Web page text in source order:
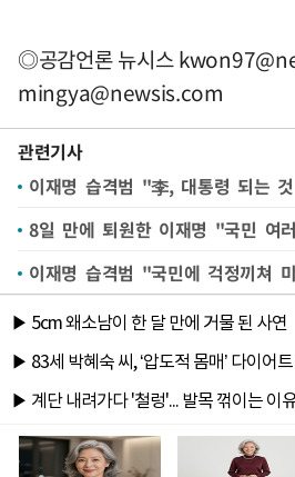
◎공감언론 뉴시스
mingya@newsis.com
관련기사
이재명 습격범 "李, 대통령 되는